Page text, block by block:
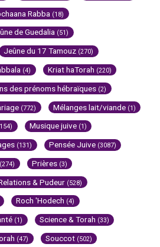
Rabba (18)
de Guedalia (51)
Jeûne du 17 Tamouz (270)
(4) Kriat haTorah (220)
des prénoms hébraïques (2)
(772) Mélanges lait/viande (1)
Musique juive (1)
(131) Pensée Juive (3087)
(274) Prières (3)
& Pudeur (528)
Roch 'Hodech (4)
(1) Science & Torah (33)
(47) Souccot (502)